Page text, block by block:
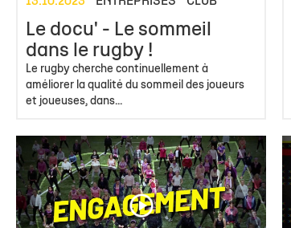
Le docu' - Le sommeil
dans le rugby !
Le rugby cherche continuellement à
améliorer la qualité du sommeil des joueurs
et joueuses, dans...